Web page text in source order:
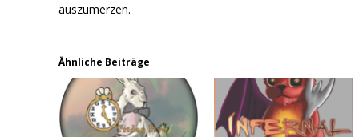
auszumerzen.
Ähnliche Beiträge